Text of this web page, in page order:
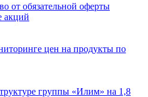
от обязательной оферты
акций
цен на продукты по
группы «Илим» на 1,8